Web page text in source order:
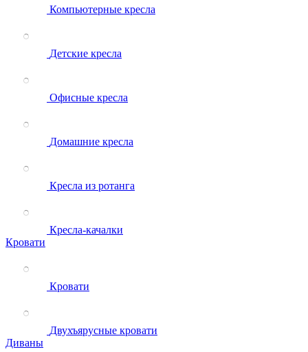
Компьютерные кресла
Детские кресла
Офисные кресла
Домашние кресла
Кресла из ротанга
Кресла-качалки
Кровати
Кровати
Двухъярусные кровати
Диваны